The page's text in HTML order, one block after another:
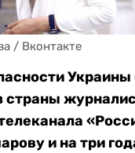
/ Вконтакте
страны
и на три